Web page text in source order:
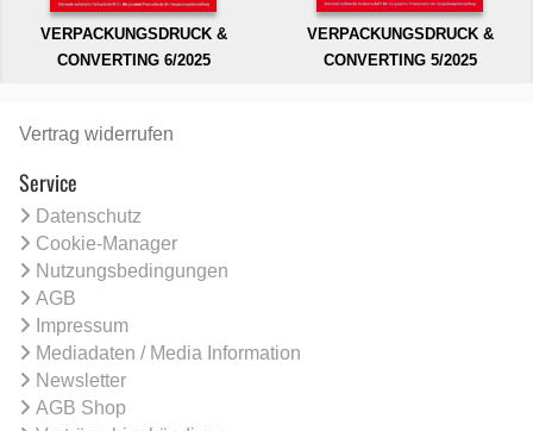
VERPACKUNGSDRUCK &
CONVERTING 6/2025
VERPACKUNGSDRUCK &
CONVERTING 5/2025
Vertrag widerrufen
Service
Datenschutz
Cookie-Manager
Nutzungsbedingungen
AGB
Impressum
Mediadaten / Media Information
Newsletter
AGB Shop